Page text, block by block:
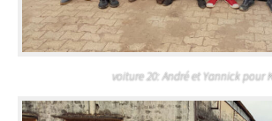
voiture 20: André et Yannick pour